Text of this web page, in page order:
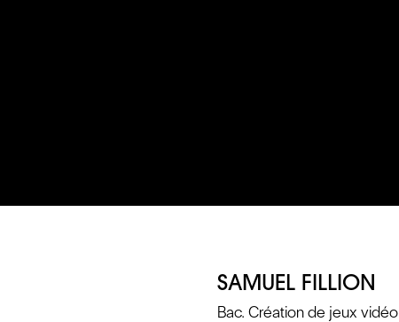
SAMUEL FILLION
Bac. Création de jeux vidéo